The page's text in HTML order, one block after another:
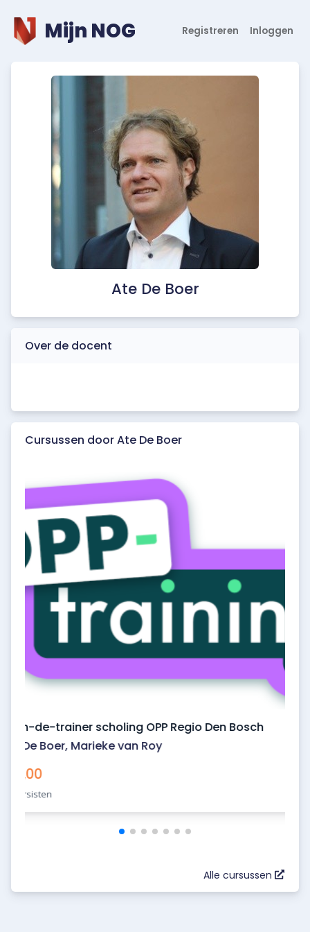
Mijn NOG Registreren Inloggen
Ate De Boer
Over de docent
Cursussen door Ate De Boer
Train-de-trainer scholing OPP Regio Den Bosch
Ate De Boer, Marieke van Roy
€ 0,00
35 cursisten
Alle cursussen